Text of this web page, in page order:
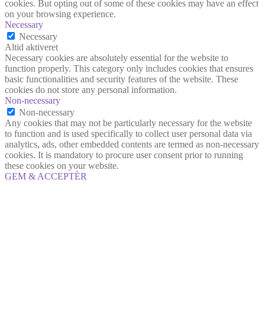
cookies. But opting out of some of these cookies may have an effect
on your browsing experience.
Necessary
Necessary
Altid aktiveret
Necessary cookies are absolutely essential for the website to
function properly. This category only includes cookies that ensures
basic functionalities and security features of the website. These
cookies do not store any personal information.
Non-necessary
Non-necessary
Any cookies that may not be particularly necessary for the website
to function and is used specifically to collect user personal data via
analytics, ads, other embedded contents are termed as non-necessary
cookies. It is mandatory to procure user consent prior to running
these cookies on your website.
GEM & ACCEPTÈR